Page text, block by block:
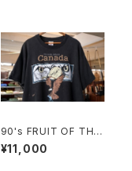
90's FRUIT OF THE
LOOM eagle printe
d Tee "Made in CA
¥11,000